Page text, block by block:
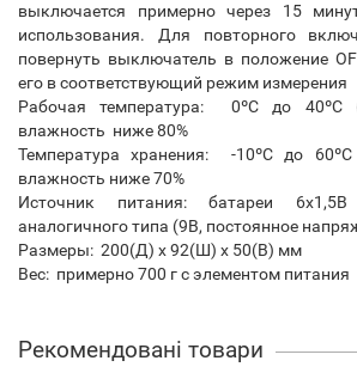
выключается примерно через 15
использования. Для повторного
повернуть выключатель в положение
его в соответствующий режим измерения
Рабочая температура: 0ºC до 40ºC
влажность ниже 80%
Температура хранения: -10ºC до
влажность ниже 70%
Источник питания: батареи
аналогичного типа (9В, постоянное
Размеры: 200(Д) x 92(Ш) x 50(В) мм
Вес: примерно 700 г с элементом питания
Рекомендовані товари